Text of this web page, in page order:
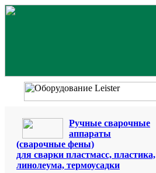
Ручные сварочные
аппараты
(сварочные фены)
для сварки пластмасс, пластика,
линолеума, термоусадки